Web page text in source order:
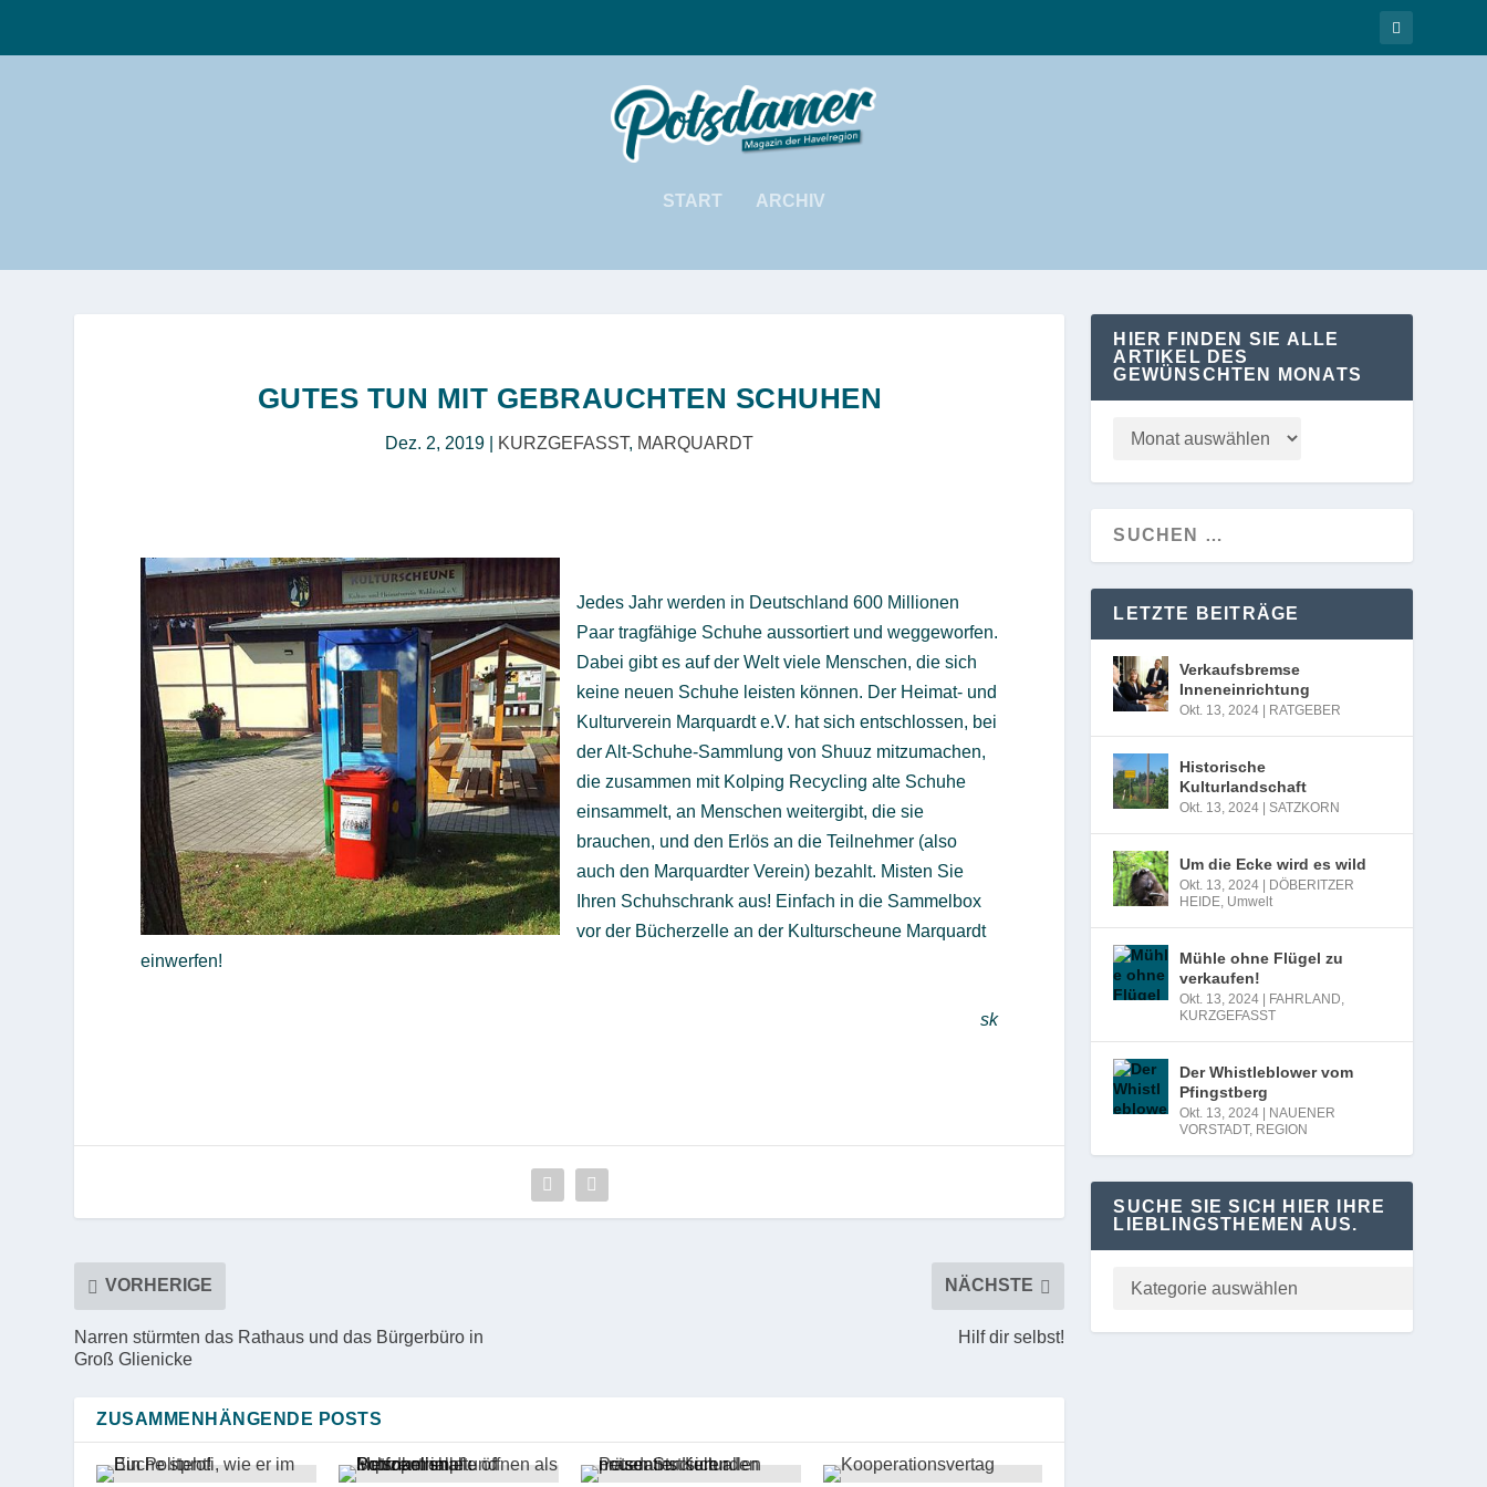
START ARCHIV
GUTES TUN MIT GEBRAUCHTEN SCHUHEN
Dez. 2, 2019 KURZGEFASST, MARQUARDT
Jedes Jahr werden in Deutschland 600 Millionen
Paar tragfähige Schuhe aussortiert und weggeworfen.
Dabei gibt es auf der Welt viele Menschen, die sich
keine neuen Schuhe leisten können. Der Heimat- und
Kulturverein Marquardt e.V. hat sich entschlossen, bei
der Alt-Schuhe-Sammlung von Shuuz mitzumachen,
die zusammen mit Kolping Recycling alte Schuhe
einsammelt, an Menschen weitergibt, die sie
brauchen, und den Erlös an die Teilnehmer (also
auch den Marquardter Verein) bezahlt. Misten Sie
Ihren Schuhschrank aus! Einfach in die Sammelbox
vor der Bücherzelle an der Kulturscheune Marquardt
einwerfen!
sk
VORHERIGE
Narren stürmten das Rathaus und das Bürgerbüro in
Groß Glienicke
NÄCHSTE
Hilf dir selbst!
ZUSAMMENHÄNGENDE POSTS
HIER FINDEN SIE ALLE
ARTIKEL DES
GEWÜNSCHTEN MONATS
LETZTE BEITRÄGE
Verkaufsbremse
Inneneinrichtung
Okt. 13, 2024 RATGEBER
Historische
Kulturlandschaft
Okt. 13, 2024 |SATZKORN
Um die Ecke wird es wild
Okt. 13, 2024
DÖBERITZER
HEIDE, Umwelt
Mühle ohne Flügel zu
verkaufen!
Okt. 13, 2024 FAHRLAND,
KURZGEFASST
Der Whistleblower vom
Pfingstberg
Okt. 13, 2024
NAUENER
VORSTADT, REGION
SUCHE SIE SICH HIER IHRE
LIEBLINGSTHEMEN AUS.